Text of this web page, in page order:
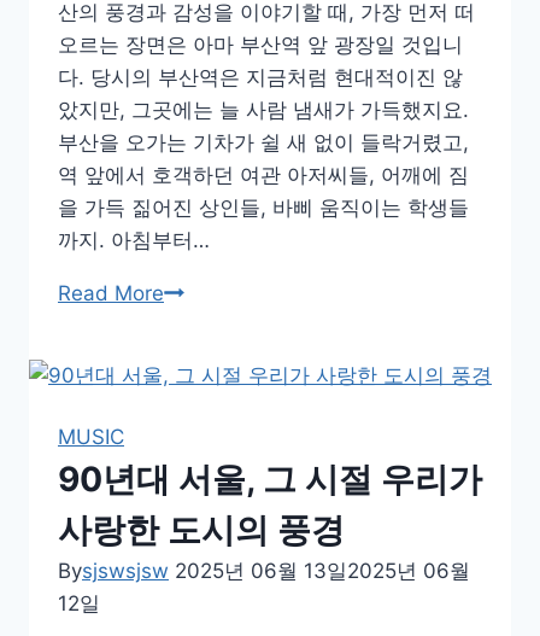
풍
경
들
산의 풍경과 감성을 이야기할 때, 가장 먼저 떠
오르는 장면은 아마 부산역 앞 광장일 것입니
다. 당시의 부산역은 지금처럼 현대적이진 않
았지만, 그곳에는 늘 사람 냄새가 가득했지요.
부산을 오가는 기차가 쉴 새 없이 들락거렸고,
역 앞에서 호객하던 여관 아저씨들, 어깨에 짐
을 가득 짊어진 상인들, 바삐 움직이는 학생들
까지. 아침부터…
Read More부
부
운
대
지
MUSIC
90년대 서울, 그 시절 우리가
사랑한 도시의 풍경
Bysjswsjsw 2025년 06월 13일2025년 06월
12일